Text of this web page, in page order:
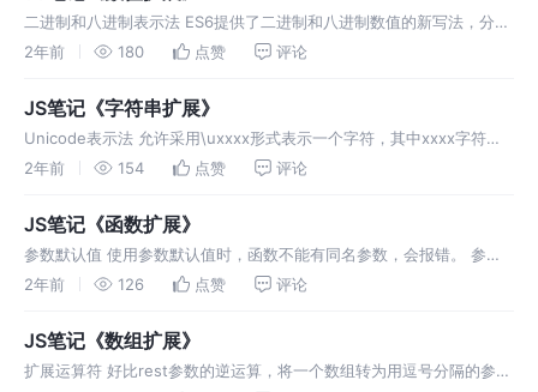
二进制和八进制表示法 ES6提供了二进制和八进制数值的新写法，分别
用前缀0b和0o表示。 数值分隔符 ES2021允许数值使用下划线（_）作
2年前 180 点赞 评论
JS笔记《字符串扩展》
Unicode表示法 允许采用\uxxxx形式表示一个字符，其中xxxx字符表
示Unicode码点。但是这种表示法只限于码点在\u0000~\uFFFF之间
2年前 154 点赞 评论
JS笔记《函数扩展》
参数默认值 使用参数默认值时，函数不能有同名参数，会报错。 参数
变量是默认声明的，在函数体内，不能用let或const再次声明，否则会
2年前 126 点赞 评论
JS笔记《数组扩展》
扩展运算符 好比rest参数的逆运算，将一个数组转为用逗号分隔的参数